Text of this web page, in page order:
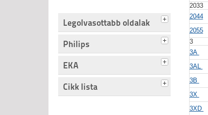
Legolvasottabb oldalak
Philips
EKA
Cikk lista
2033
2044
2055
3
3A
3AL
3B
3X
3XD